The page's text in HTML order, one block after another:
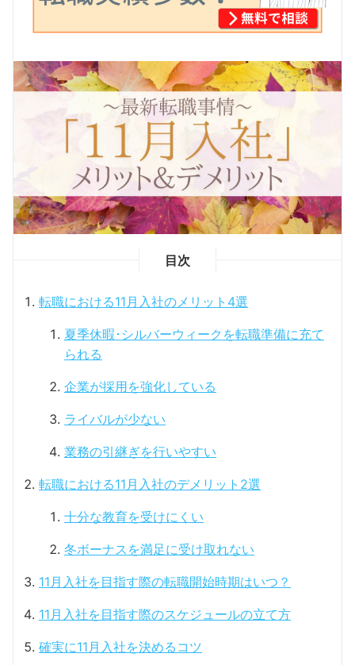
目次
転職における11月入社のメリット4選
夏季休暇･シルバーウィークを転職準備に充て
られる
企業が採用を強化している
ライバルが少ない
業務の引継ぎを行いやすい
転職における11月入社のデメリット2選
十分な教育を受けにくい
冬ボーナスを満足に受け取れない
11月入社を目指す際の転職開始時期はいつ？
11月入社を目指す際のスケジュールの立て方
確実に11月入社を決めるコツ